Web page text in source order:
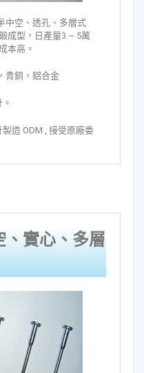
中空、透孔、多層式
成型，日產量3 ~ 5萬
本高。
青銅，鋁合金
造 ODM , 接受原廠委
、實心、多層